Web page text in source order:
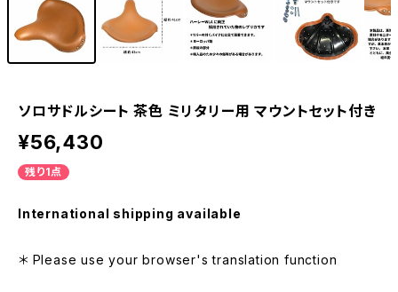
ソロサドルシート 茶色 ミリタリー用 マウントセット付き
¥56,430
残り1点
International shipping available
＊ Please use your browser's translation function